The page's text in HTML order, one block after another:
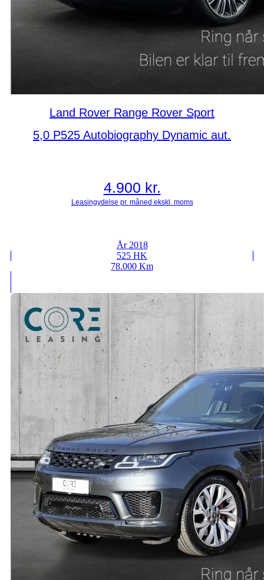
Land Rover Range Rover Sport
5,0 P525 Autobiography Dynamic aut.
4.900 kr.
År 2018
525 HK
78.000 Km